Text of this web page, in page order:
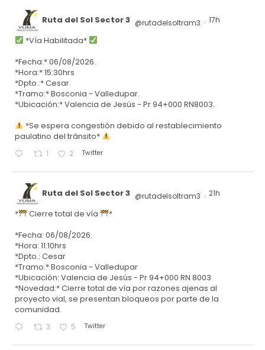
Ruta del Sol Sector 3 @rutadelsoltram3 · 17h
*Vía Habilitada*
*Fecha:* 06/08/2026.
*Hora:* 15:30hrs
*Dpto.:* Cesar.
*Tramo:* Bosconia - Valledupar.
*Ubicación:* Valencia de Jesús - Pr 94+000 RN8003.
*Se espera congestión debido al restablecimiento
paulatino del tránsito*
1 2 Twitter
Ruta del Sol Sector 3 @rutadelsoltram3 · 21h
* Cierre total de vía
*
*Fecha: 06/08/2026.
*Hora: 11:10hrs
*Dpto.: Cesar
*Tramo:* Bosconia - Valledupar
*Ubicación: Valencia de Jesús - Pr 94+000 RN 8003
*Novedad:* Cierre total de vía por razones ajenas al
proyecto vial, se presentan bloqueos por parte de la
comunidad.
3 5 Twitter